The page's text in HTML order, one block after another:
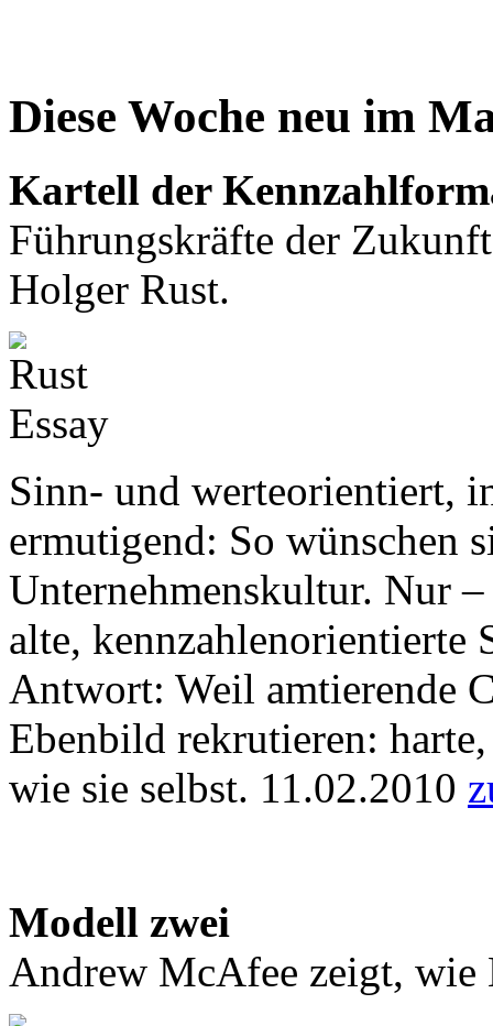
Diese Woche neu im
Kartell der
Führungskräfte der
Holger Rust.
Sinn- und werteorientiert,
ermutigend: So wünschen
Unternehmenskultur. Nur
alte, kennzahlenorientierte
Antwort: Weil amtierende
Ebenbild rekrutieren:
wie sie selbst. 11.02.2010
Modell zwei
Andrew McAfee zeigt,